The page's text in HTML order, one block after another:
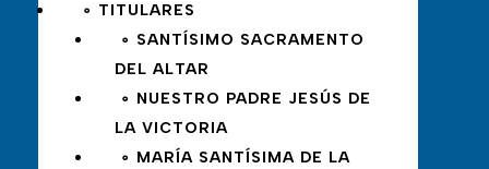
∘ TITULARES
∘ SANTÍSIMO SACRAMENTO
DEL ALTAR
∘ NUESTRO PADRE JESÚS DE
LA VICTORIA
∘ MARÍA SANTÍSIMA DE LA